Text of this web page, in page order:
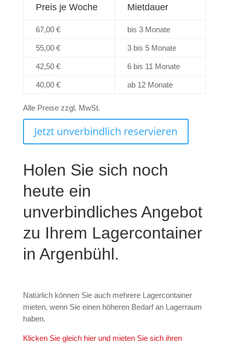
Preis je Woche Mietdauer
67,00 € bis 3 Monate
55,00 € 3 bis 5 Monate
42,50 € 6 bis 11 Monate
40,00 € ab 12 Monate
Alle Preise zzgl. MwSt.
Jetzt unverbindlich reservieren
Holen Sie sich noch
heute ein
unverbindliches Angebot
zu Ihrem Lagercontainer
in Argenbühl.
Natürlich können Sie auch mehrere Lagercontainer
mieten, wenn Sie einen höheren Bedarf an Lagerraum
haben.
Klicken Sie gleich hier und mieten Sie sich ihren